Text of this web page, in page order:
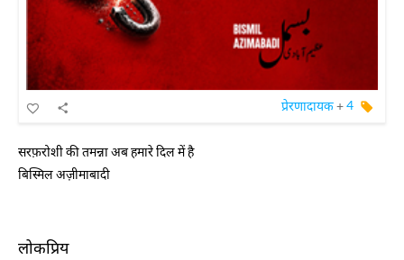
प्रेरणादायक+4
सरफ़रोशी की तमन्ना अब हमारे दिल में है
बिस्मिल अज़ीमाबादी
लोकप्रिय